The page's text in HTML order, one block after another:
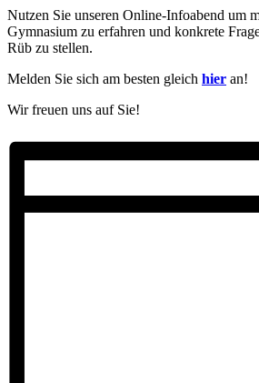
Nutzen Sie unseren Online-Infoabend um
Gymnasium zu erfahren und konkrete
Rüb zu stellen.
Melden Sie sich am besten gleich hier an!
Wir freuen uns auf Sie!